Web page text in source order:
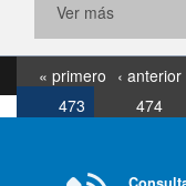
Ver más
« primero ‹ anterior
473
474